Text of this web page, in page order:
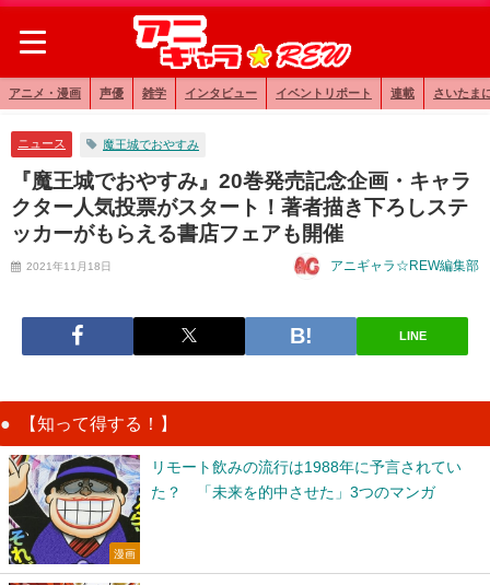
アニメ・漫画 声優 雑学 インタビュー イベントリポート 連載 さいたま
ニュース 魔王城でおやすみ
『魔王城でおやすみ』20巻発売記念企画・キャラ
クター人気投票がスタート！著者描き下ろしステ
ッカーがもらえる書店フェアも開催
2021年11月18日 アニギャラ☆REW編集部
LINE
【知って得する！】
漫画
リモート飲みの流行は1988年に予言されてい
た？ 「未来を的中させた」3つのマンガ